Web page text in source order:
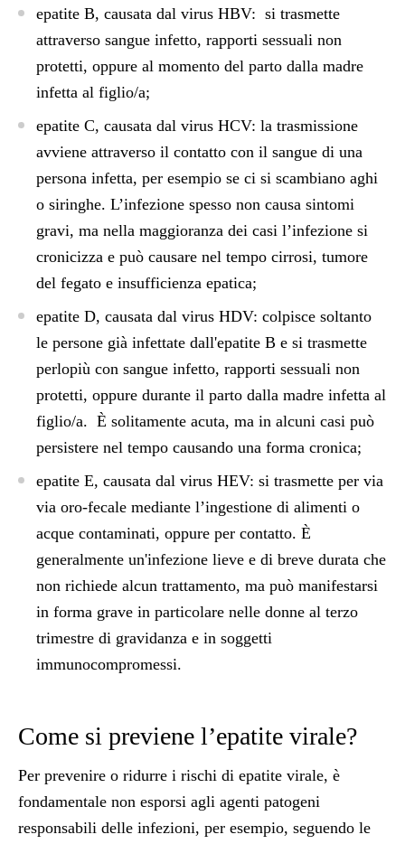
epatite B, causata dal virus HBV: si trasmette
attraverso sangue infetto, rapporti sessuali non
protetti, oppure al momento del parto dalla madre
infetta al figlio/a;
epatite C, causata dal virus HCV: la trasmissione
avviene attraverso il contatto con il sangue di una
persona infetta, per esempio se ci si scambiano aghi
o siringhe. L’infezione spesso non causa sintomi
gravi, ma nella maggioranza dei casi l’infezione si
cronicizza e può causare nel tempo cirrosi, tumore
del fegato e insufficienza epatica;
epatite D, causata dal virus HDV: colpisce soltanto
le persone già infettate dall'epatite B e si trasmette
perlopiù con sangue infetto, rapporti sessuali non
protetti, oppure durante il parto dalla madre infetta al
figlio/a. È solitamente acuta, ma in alcuni casi può
persistere nel tempo causando una forma cronica;
epatite E, causata dal virus HEV: si trasmette per via
via oro-fecale mediante l’ingestione di alimenti o
acque contaminati, oppure per contatto. È
generalmente un'infezione lieve e di breve durata che
non richiede alcun trattamento, ma può manifestarsi
in forma grave in particolare nelle donne al terzo
trimestre di gravidanza e in soggetti
immunocompromessi.
Come si previene l’epatite virale?
Per prevenire o ridurre i rischi di epatite virale, è
fondamentale non esporsi agli agenti patogeni
responsabili delle infezioni, per esempio, seguendo le